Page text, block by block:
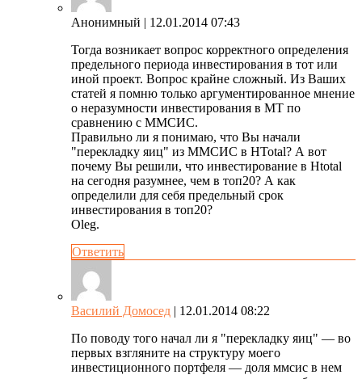
Анонимный | 12.01.2014 07:43
Тогда возникает вопрос корректного определения
предельного периода инвестирования в тот или
иной проект. Вопрос крайне сложный. Из Ваших
статей я помню только аргументированное мнение
о неразумности инвестирования в МТ по
сравнению с ММСИС.
Правильно ли я понимаю, что Вы начали
"перекладку яиц" из ММСИС в HTotal? А вот
почему Вы решили, что инвестирование в Htotal
на сегодня разумнее, чем в топ20? А как
определили для себя предельный срок
инвестирования в топ20?
Oleg.
Ответить
Василий Домосед | 12.01.2014 08:22
По поводу того начал ли я "перекладку яиц" — во
первых взгляните на структуру моего
инвестиционного портфеля — доля ммсис в нем